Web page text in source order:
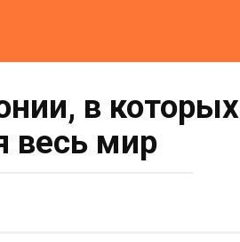
в которых
весь мир